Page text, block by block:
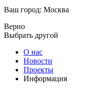
Ваш город: Москва
Верно
Выбрать другой
О нас
Новости
Проекты
Информация